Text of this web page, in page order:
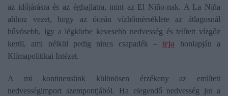
az időjárásra és az éghajlatra, mint az El Niño-nak. A La Niña
ahhoz vezet, hogy az óceán vízhőmérséklete az átlagosnál
hűvösebb, így a légkörbe kevesebb nedvesség és telített vízgőz
kerül, ami nélkül pedig nincs csapadék – írja honlapján a
Klímapolitikai Intézet.
A mi kontinensünk különösen érzékeny az említett
nedvességimport szempontjából. Ha elegendő nedvesség jut a